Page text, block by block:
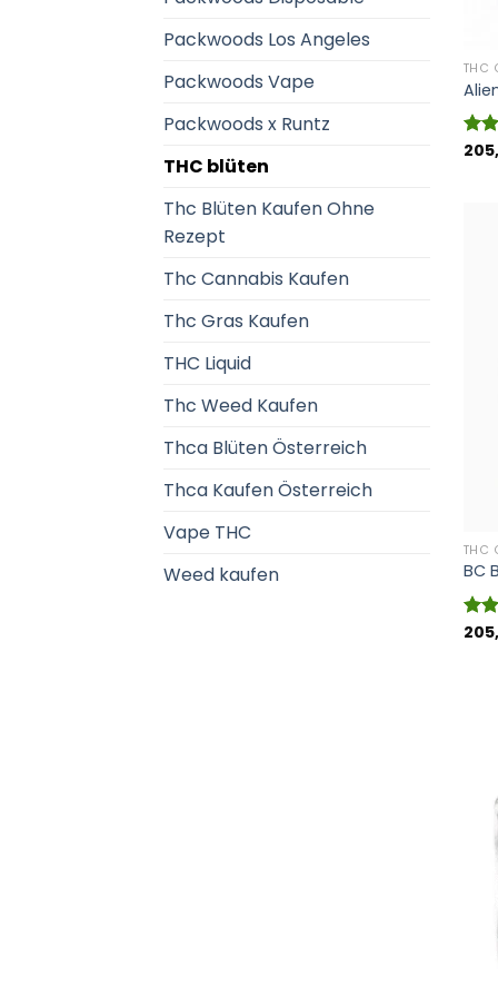
Packwoods Los Angeles
Packwoods Vape
Packwoods x Runtz
THC blüten
Thc Blüten Kaufen Ohne
Rezept
Thc Cannabis Kaufen
Thc Gras Kaufen
THC Liquid
Thc Weed Kaufen
Thca Blüten Österreich
Thca Kaufen Österreich
Vape THC
Weed kaufen
THC
THC
BC